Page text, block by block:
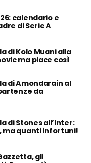
calendario e
di Serie A
di Kolo Muani alla
ma piace così
di Amondarain al
da
di Stones all’Inter:
ma quanti infortuni!
gli